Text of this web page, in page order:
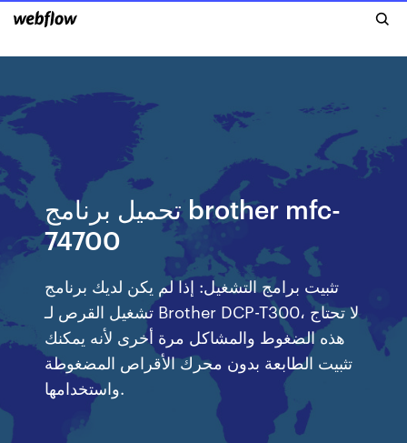
تحميل برنامج brother mfc-
74700
تثبيت برامج التشغيل: إذا لم يكن لديك برنامج
تشغيل القرص لـ Brother DCP-T300، لا تحتاج
هذه الضغوط والمشاكل مرة أخرى لأنه يمكنك
تثبيت الطابعة بدون محرك الأقراص المضغوطة
واستخدامها.